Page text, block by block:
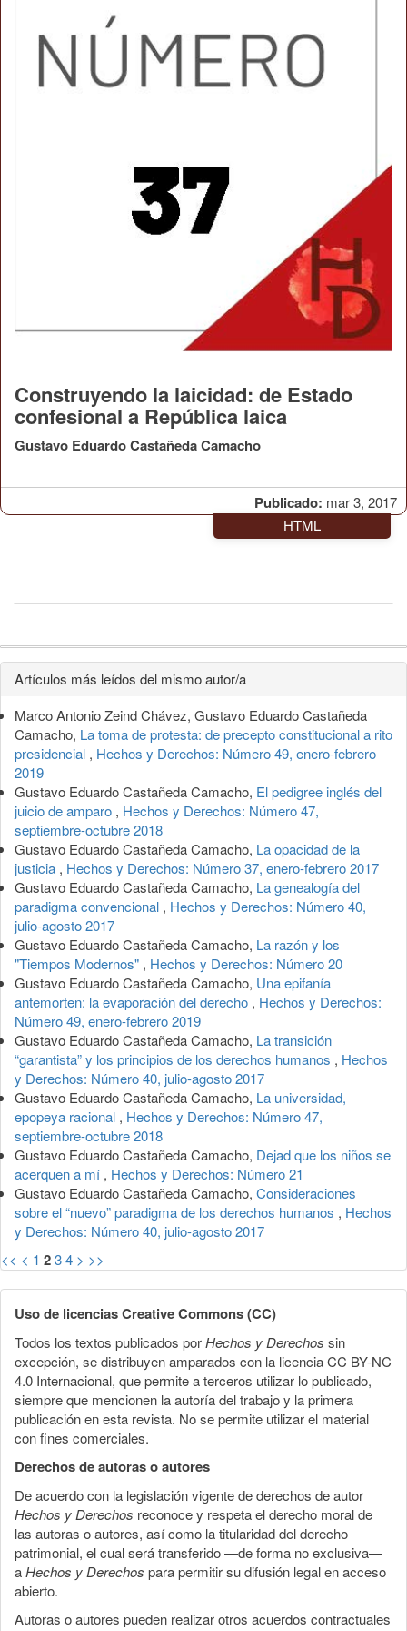
Publicado: mar 3, 2017
Construyendo la laicidad: de Estado
confesional a República laica
Gustavo Eduardo Castañeda Camacho
HTML
Detalles
del
artículo
Artículos más leídos del mismo autor/a
Marco Antonio Zeind Chávez, Gustavo Eduardo Castañeda
Camacho, La toma de protesta: de precepto constitucional a rito
presidencial , Hechos y Derechos: Número 49, enero-febrero
2019
Gustavo Eduardo Castañeda Camacho, El pedigree inglés del
juicio de amparo , Hechos y Derechos: Número 47,
septiembre-octubre 2018
Gustavo Eduardo Castañeda Camacho, La opacidad de la
justicia , Hechos y Derechos: Número 37, enero-febrero 2017
Gustavo Eduardo Castañeda Camacho, La genealogía del
paradigma convencional , Hechos y Derechos: Número 40,
julio-agosto 2017
Gustavo Eduardo Castañeda Camacho, La razón y los
"Tiempos Modernos" , Hechos y Derechos: Número 20
Gustavo Eduardo Castañeda Camacho, Una epifanía
antemorten: la evaporación del derecho , Hechos y Derechos:
Número 49, enero-febrero 2019
Gustavo Eduardo Castañeda Camacho, La transición
“garantista” y los principios de los derechos humanos , Hechos
y Derechos: Número 40, julio-agosto 2017
Gustavo Eduardo Castañeda Camacho, La universidad,
epopeya racional , Hechos y Derechos: Número 47,
septiembre-octubre 2018
Gustavo Eduardo Castañeda Camacho, Dejad que los niños se
acerquen a mí, Hechos y Derechos: Número 21
Gustavo Eduardo Castañeda Camacho, Consideraciones
sobre el “nuevo” paradigma de los derechos humanos , Hechos
y Derechos: Número 40, julio-agosto 2017
<< < 1 234 > >>
Uso de licencias Creative Commons (CC)
Todos los textos publicados porHechos y Derechos sin
excepción, se distribuyen amparados con la licencia CC BY-NC
4.0 Internacional, que permite a terceros utilizar lo publicado,
siempre que mencionen la autoría del trabajo y la primera
publicación en esta revista. No se permite utilizar el material
con fines comerciales.
Derechos de autoras o autores
De acuerdo con la legislación vigente de derechos de autor
Hechos y Derechos reconoce y respeta el derecho moral de
las autoras o autores, así como la titularidad del derecho
patrimonial, el cual será transferido —de forma no exclusiva—
aHechos y Derechos para permitir su difusión legal en acceso
abierto.
Autoras o autores pueden realizar otros acuerdos contractuales